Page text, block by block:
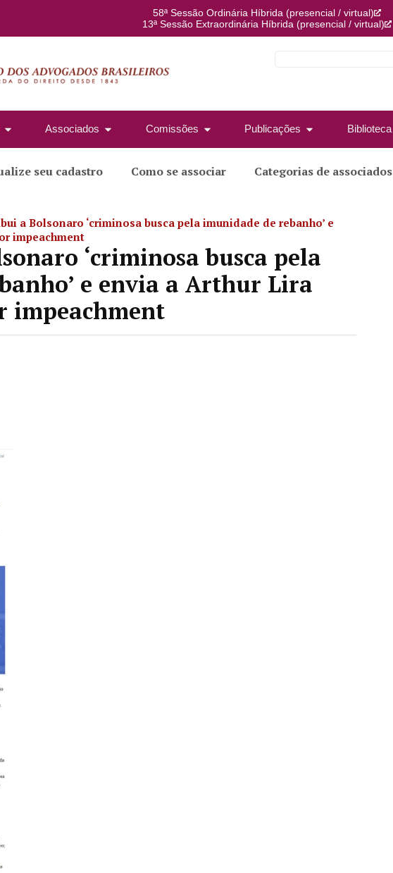
58ª Sessão Ordinária Híbrida (presencial / virtual)
13ª Sessão Extraordinária Híbrida (presencial / virtual)
Associados Comissões Publicações Biblioteca
seu cadastro Como se associar Categorias de associados
a Bolsonaro ‘criminosa busca pela imunidade de rebanho’ e
impeachment
‘criminosa busca pela
e envia a Arthur Lira
impeachment